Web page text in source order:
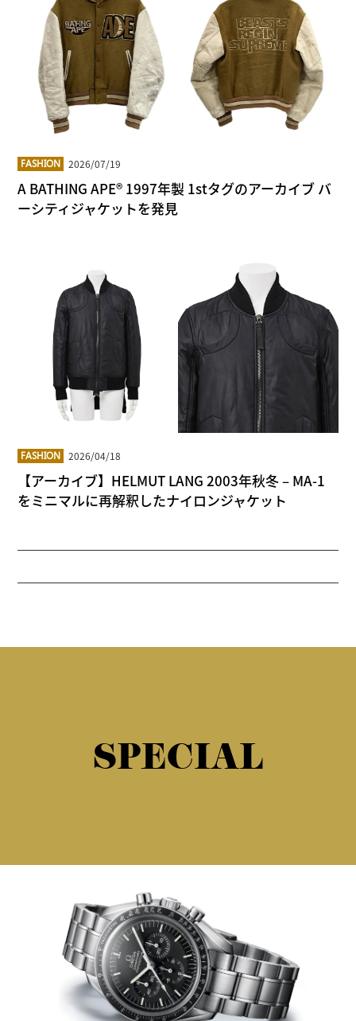
FASHION 2026/07/19
A BATHING APE® 1997年製 1stタグのアーカイブ バ
ーシティジャケットを発見
FASHION 2026/04/18
【アーカイブ】HELMUT LANG 2003年秋冬 – MA-1
をミニマルに再解釈したナイロンジャケット
SPECIAL